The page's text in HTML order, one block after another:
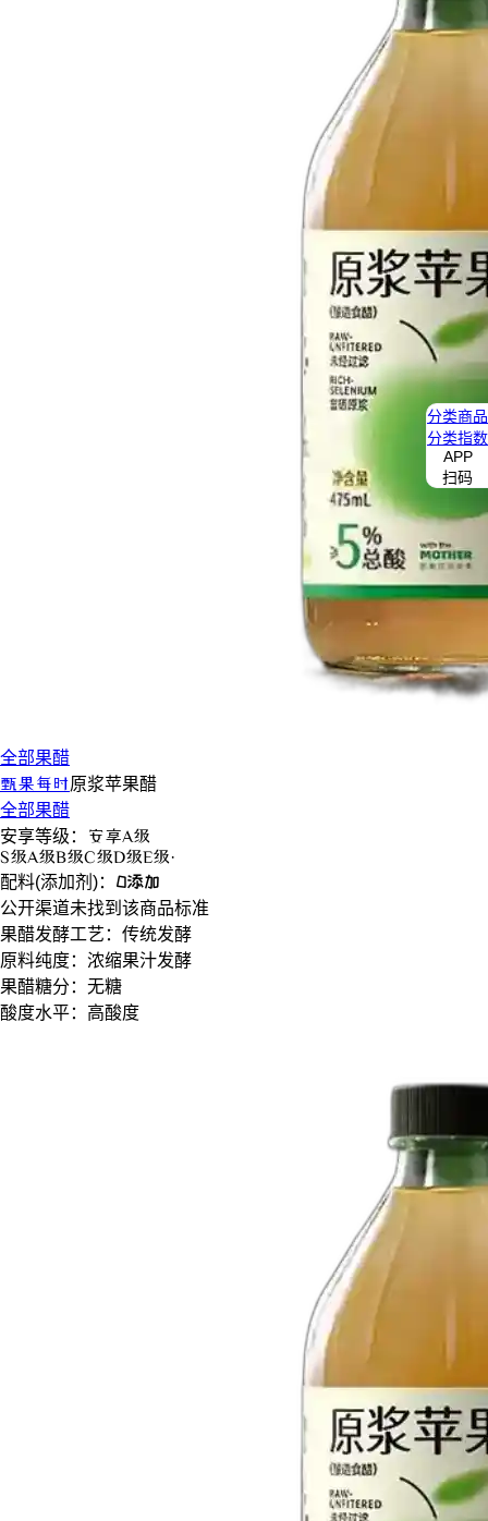
全部果醋
甄果每时原浆苹果醋
全部果醋
安享等级：
安享A级
S级A级B级C级D级E级·
配料(添加剂)： 0添加
公开渠道未找到该商品标准
果醋发酵工艺： 传统发酵
原料纯度： 浓缩果汁发酵
果醋糖分： 无糖
酸度水平： 高酸度
分类商品
分类指数
APP
扫码